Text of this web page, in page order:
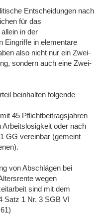
Entscheidungen nach
für das
in der
Eingriffe in elementare
also nicht nur ein Zwei-
sondern auch eine Zwei-
beinhalten folgende
45 Pflichtbeitragsjahren
oder nach
GG vereinbar (gemeint
von Abschlägen bei
wegen
sind mit dem
Satz 1 Nr. 3 SGB VI